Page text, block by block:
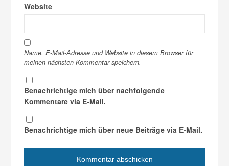
Website
Name, E-Mail-Adresse und Website in diesem Browser für
meinen nächsten Kommentar speichern.
Benachrichtige mich über nachfolgende
Kommentare via E-Mail.
Benachrichtige mich über neue Beiträge via E-Mail.